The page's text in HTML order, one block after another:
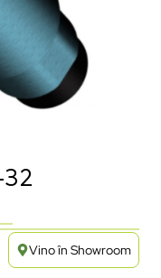
32
Vino în Showroom